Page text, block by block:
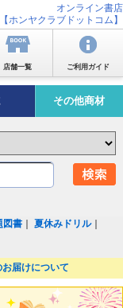
オンライン書店
【ホンヤクラブドットコム】
店舗一覧 ご利用ガイド
その他商材
図書 ｜夏休みドリル｜
お届けについて